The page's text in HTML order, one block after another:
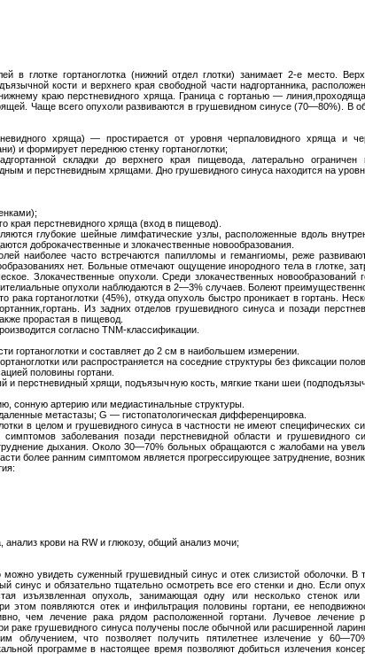
в глотке гортаноглотка (нижний отдел глотки) занимает 2-е место.
кости и верхнего края свободной части надгортанника,
краю перстневидного хряща. Граница с гортанью —
Чаще всего опухоли развиваются в грушевидном синусе (70—80%). В
хряща) — простирается от уровня черпаловидного хряща и
и формирует переднюю стенку гортаноглотки;
складки до верхнего края пищевода, латерально
и перстневидным хрящами. Дно грушевидного синуса находится на
края перстневидного хряща (вход в пищевод).
глубокие шейные лимфатические узлы, расположенные вдоль
доброкачественные и злокачественные новообразования.
наиболее часто встречаются папилломы и гемангиомы, реже
нет. Больные отмечают ощущение инородного тела в глотке,
Злокачественные опухоли. Среди злокачественных новообразований
опухоли наблюдаются в 2—3% случаев. Болеют
рака гортаноглотки (45%), откуда опухоль быстро проникает в гортань.
Из задних отделов грушевидного синуса и позади
прорастая в пищевод.
согласно ΤΝΜ-классификации.
гортаноглотки и составляет до 2 см в наибольшем измерении.
или распространяется на соседние структуры без фиксации
половины гортани.
и перстневидный хрящи, подъязычную кость, мягкие ткани шеи
сонную артерию или медиастинальные структуры.
метастазы; G — гистопатологическая дифференцировка.
в целом и грушевидного синуса в частности не имеют специфических
заболевания позади перстневидной области и грушевидного
дыхания. Около 30—70% больных обращаются с жалобами на
более ранним симптомом является прогрессирующее затруднение,
крови на RW и глюкозу, общий анализ мочи;
увидеть суженный грушевидный синус и отек слизистой оболочки. В
синус и обязательно тщательно осмотреть все его стенки и дно. Если
изъязвленная опухоль, занимающая одну или несколько стенок
этом появляются отек и инфильтрация половины гортани, ее
чем лечение рака рядом расположенной гортани. Лучевое лечение
грушевидного синуса получены после обычной или расширенной
облучением, что позволяет получить пятилетнее излечение у
программе в настоящее время позволяют добиться излечения